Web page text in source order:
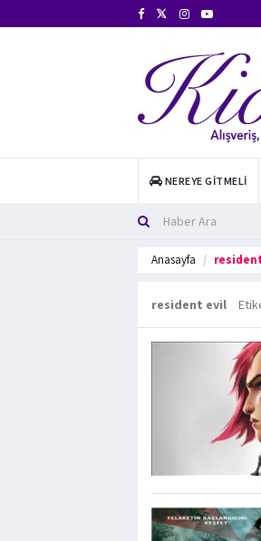
NEREYE GITMELI
Anasayfa
resident evil